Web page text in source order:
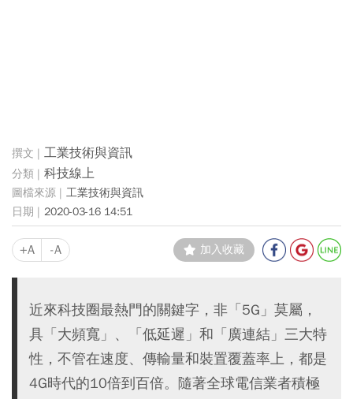
工業技術與資訊
科技線上
工業技術與資訊
2020-03-16 14:51
+A -A 加入收藏
近來科技圈最熱門的關鍵字，非「5G」莫屬，
具「大頻寬」、「低延遲」和「廣連結」三大特
性，不管在速度、傳輸量和裝置覆蓋率上，都是
4G時代的10倍到百倍。隨著全球電信業者積極